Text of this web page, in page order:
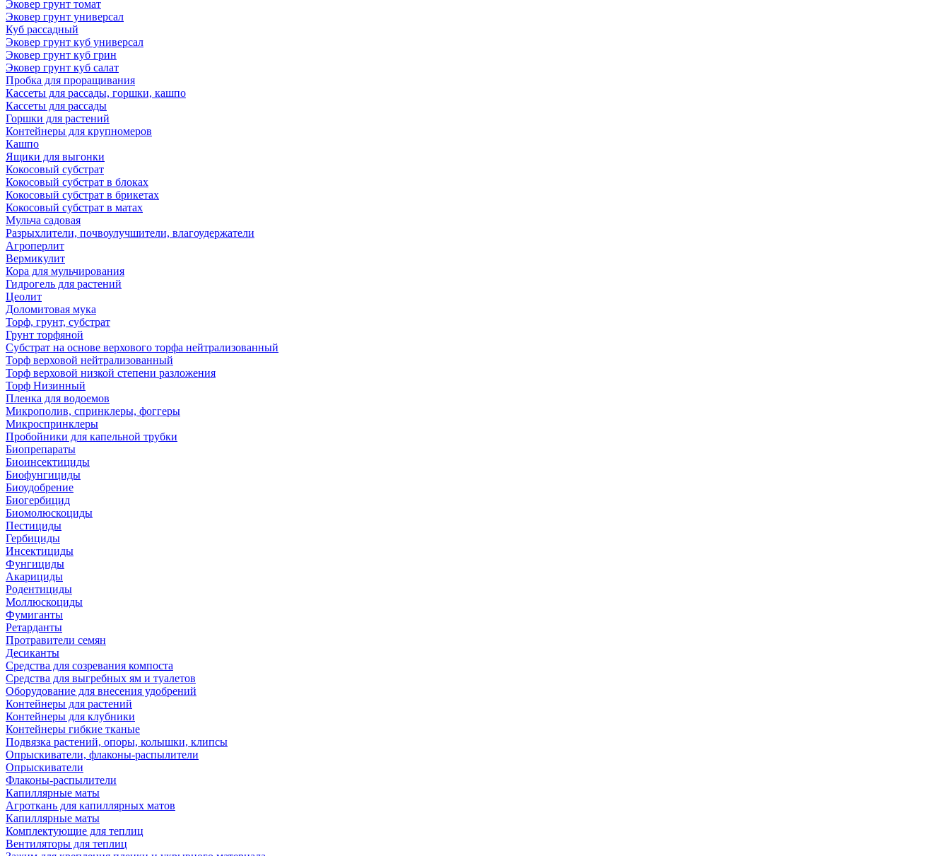
Эковер грунт томат
Эковер грунт универсал
Куб рассадный
Эковер грунт куб универсал
Эковер грунт куб грин
Эковер грунт куб салат
Пробка для проращивания
Кассеты для рассады, горшки, кашпо
Кассеты для рассады
Горшки для растений
Контейнеры для крупномеров
Кашпо
Ящики для выгонки
Кокосовый субстрат
Кокосовый субстрат в блоках
Кокосовый субстрат в брикетах
Кокосовый субстрат в матах
Мульча садовая
Разрыхлители, почвоулучшители, влагоудержатели
Агроперлит
Вермикулит
Кора для мульчирования
Гидрогель для растений
Цеолит
Доломитовая мука
Торф, грунт, субстрат
Грунт торфяной
Субстрат на основе верхового торфа нейтрализованный
Торф верховой нейтрализованный
Торф верховой низкой степени разложения
Торф Низинный
Пленка для водоемов
Микрополив, спринклеры, фоггеры
Микроспринклеры
Пробойники для капельной трубки
Биопрепараты
Биоинсектициды
Биофунгициды
Биоудобрение
Биогербицид
Биомолюскоциды
Пестициды
Гербициды
Инсектициды
Фунгициды
Акарициды
Родентициды
Моллюскоциды
Фумиганты
Ретарданты
Протравители семян
Десиканты
Средства для созревания компоста
Средства для выгребных ям и туалетов
Оборудование для внесения удобрений
Контейнеры для растений
Контейнеры для клубники
Контейнеры гибкие тканые
Подвязка растений, опоры, колышки, клипсы
Опрыскиватели, флаконы-распылители
Опрыскиватели
Флаконы-распылители
Капиллярные маты
Агроткань для капиллярных матов
Капиллярные маты
Комплектующие для теплиц
Вентиляторы для теплиц